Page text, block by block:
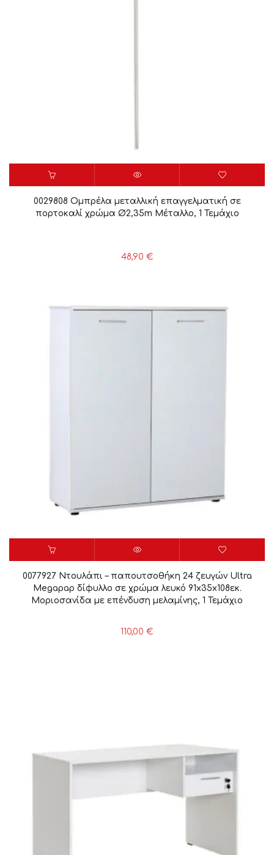
0029808 Ομπρέλα μεταλλική επαγγελματική σε
πορτοκαλί χρώμα Ø2,35m Μέταλλο, 1 Τεμάχιο
48,90 €
0077927 Ντουλάπι – παπουτσοθήκη 24 ζευγών Ultra
Megapap δίφυλλο σε χρώμα λευκό 91x35x108εκ.
Μοριοσανίδα με επένδυση μελαμίνης, 1 Τεμάχιο
110,00 €